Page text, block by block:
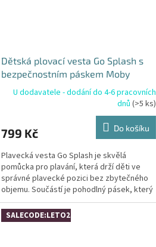
Dětská plovací vesta Go Splash s
bezpečnostním páskem Moby
Anchor - 4-6 let
U dodavatele - dodání do 4-6 pracovních
dnů (>5 ks)
799 Kč Do košíku
Plavecká vesta Go Splash je skvělá
pomůcka pro plavání, která drží děti ve
správné plavecké pozici bez zbytečného
objemu. Součástí je pohodlný pásek, který
zabraňuje vyjíždění...
SALECODE:LETO26:4:%